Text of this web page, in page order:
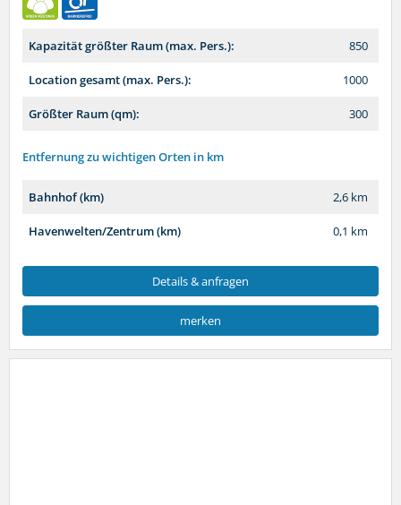
Kapazität größter Raum (max. Pers.): 850
Location gesamt (max. Pers.): 1000
Größter Raum (qm): 300
Entfernung zu wichtigen Orten in km
Bahnhof (km) 2,6 km
Havenwelten/Zentrum (km) 0,1 km
Details & anfragen
merken